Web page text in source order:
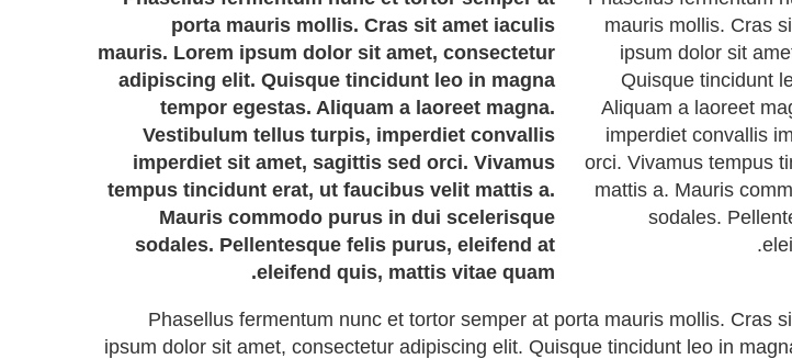
porta mauris mollis. Cras sit amet iaculis
mauris. Lorem ipsum dolor sit amet, consectetur
adipiscing elit. Quisque tincidunt leo in magna
tempor egestas. Aliquam a laoreet magna.
Vestibulum tellus turpis, imperdiet convallis
imperdiet sit amet, sagittis sed orci. Vivamus
tempus tincidunt erat, ut faucibus velit mattis a.
Mauris commodo purus in dui scelerisque
sodales. Pellentesque felis purus, eleifend at
eleifend quis, mattis vitae quam.
mauris mollis. Cras
ipsum dolor sit
Quisque tincidunt
Aliquam a laoreet
imperdiet convallis
orci. Vivamus tempus
mattis a. Mauris
sodales.
Phasellus fermentum nunc et tortor semper at porta mauris mollis. Cras
ipsum dolor sit amet, consectetur adipiscing elit. Quisque tincidunt leo in